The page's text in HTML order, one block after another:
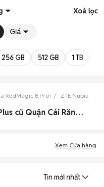
Xoá lọc
Giá
256 GB 512 GB 1 TB
RedMagic 8 Pro+ ZTE Nubia
0 Zte Nubia Redmagic 8 Pro Plus cũ Quận Cái Răng đẹp
Xem Cửa hàng
Tin mới nhất